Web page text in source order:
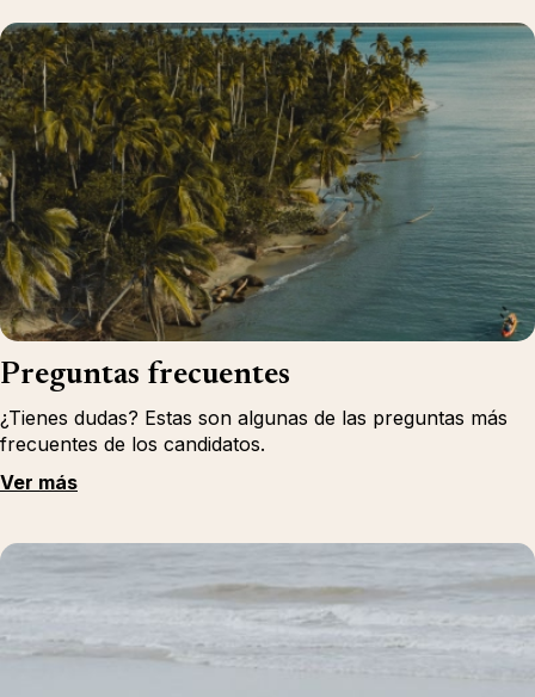
Preguntas frecuentes
¿Tienes dudas? Estas son algunas de las preguntas más
frecuentes de los candidatos.
Ver más